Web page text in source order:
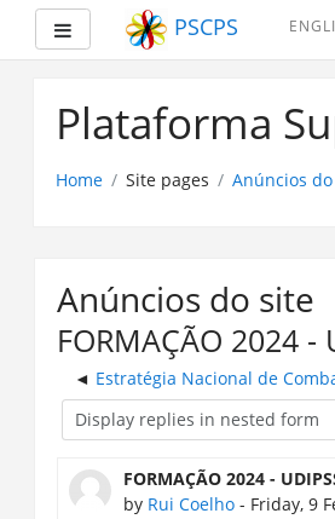
Side panel PSCPS
Plataforma
Home Site pages Anúncios
Anúncios do site
FORMAÇÃO 2024 -
Estratégia Nacional de
FORMAÇÃO 2024 -
by Rui Coelho- Friday, 9